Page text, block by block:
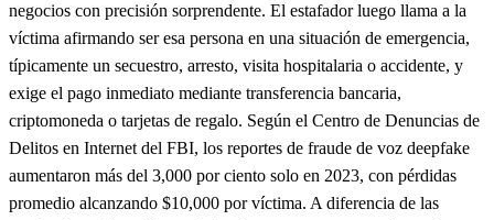
negocios con precisión sorprendente. El estafador luego llama a la
víctima afirmando ser esa persona en una situación de emergencia,
típicamente un secuestro, arresto, visita hospitalaria o accidente, y
exige el pago inmediato mediante transferencia bancaria,
criptomoneda o tarjetas de regalo. Según el Centro de Denuncias de
Delitos en Internet del FBI, los reportes de fraude de voz deepfake
aumentaron más del 3,000 por ciento solo en 2023, con pérdidas
promedio alcanzando $10,000 por víctima. A diferencia de las